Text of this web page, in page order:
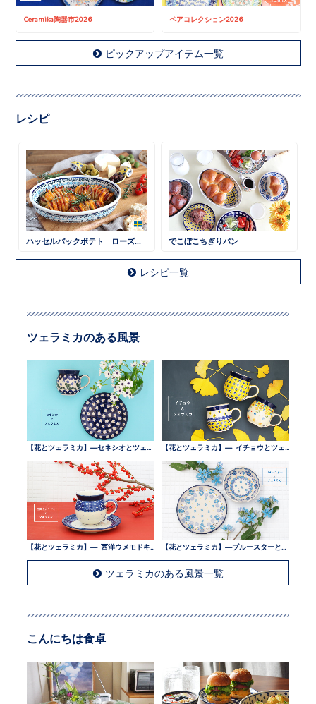
Ceramika陶器市2026 ペアコレクション2026
ピックアップアイテム一覧
レシピ
ハッセルバックポテト ローズマリー風味 でこぼこちぎりパン
レシピ一覧
ツェラミカのある風景
ツェラミカのある風景一覧
こんにちは食卓